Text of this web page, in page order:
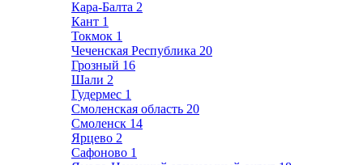
Кара-Балта 2
Кант 1
Токмок 1
Чеченская Республика 20
Грозный 16
Шали 2
Гудермес 1
Смоленская область 20
Смоленск 14
Ярцево 2
Сафоново 1